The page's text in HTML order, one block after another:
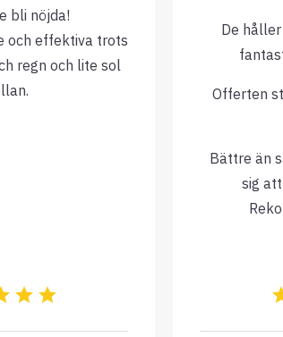
bli nöjda!
och effektiva trots
regn och lite sol
De
Offerten
Bättre än
sig